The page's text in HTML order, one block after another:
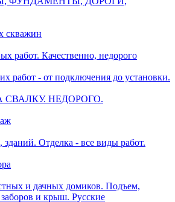
скважин
работ. Качественно, недорого
работ - от подключения до установки.
НЕДОРОГО.
зданий. Отделка - все виды работ.
и дачных домиков. Подъем,
и крыш. Русские